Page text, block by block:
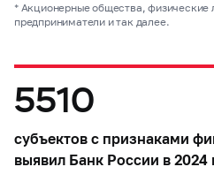
* Акционерные общества, физические
предприниматели и так далее.
5510
субъектов с признаками
выявил Банк России в 2024